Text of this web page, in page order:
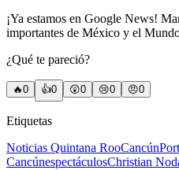
¡Ya estamos en Google News!
importantes de México y el
¿Qué te pareció?
🔥0 👍0 😲0 😢0 😠0
Etiquetas
Noticias Quintana RooCancún
CancúnespectáculosChristian